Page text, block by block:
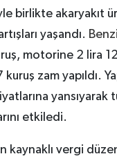
birlikte akaryakıt
yaşandı.
motorine 2 lira
zam yapıldı.
yansıyarak
etkiledi.
kaynaklı vergi